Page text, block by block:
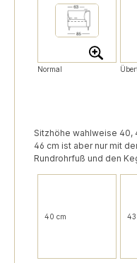
Normal
Sitzhöhe wahlweise 40,
46 cm ist aber nur mit
Rundrohrfuß und den
40 cm 43